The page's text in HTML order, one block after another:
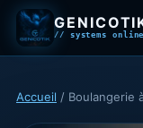
// systems online
Accueil / Boulangerie